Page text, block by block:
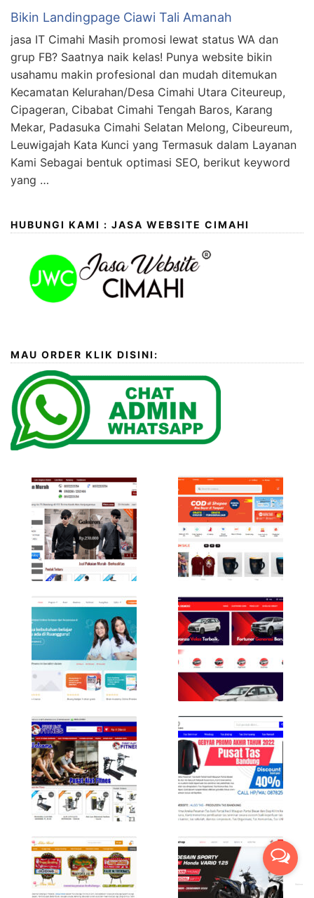
Bikin Landingpage Ciawi Tali Amanah
jasa IT Cimahi Masih promosi lewat status WA dan
grup FB? Saatnya naik kelas! Punya website bikin
usahamu makin profesional dan mudah ditemukan
Kecamatan Kelurahan/Desa Cimahi Utara Citeureup,
Cipageran, Cibabat Cimahi Tengah Baros, Karang
Mekar, Padasuka Cimahi Selatan Melong, Cibeureum,
Leuwigajah Kata Kunci yang Termasuk dalam Layanan
Kami Sebagai bentuk optimasi SEO, berikut keyword
yang …
HUBUNGI KAMI : JASA WEBSITE CIMAHI
MAU ORDER KLIK DISINI: